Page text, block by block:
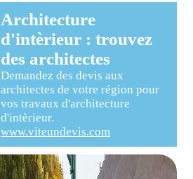
Architecture
d'intèrieur : trouvez
des architectes
Demandez des devis aux
architectes de votre région pour
vos travaux d'architecture
d'intèrieur.
www.viteundevis.com